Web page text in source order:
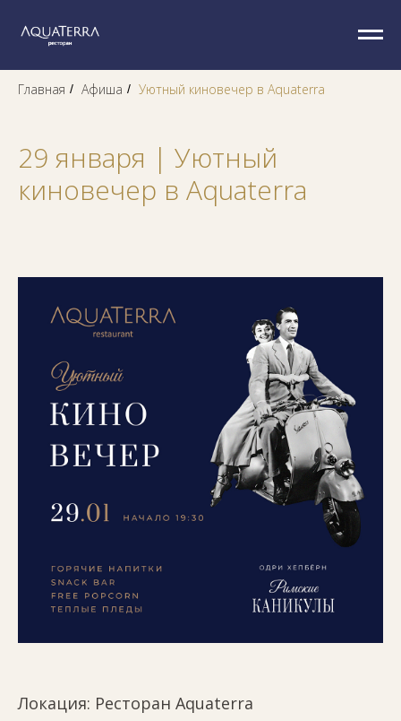
Главная / Афиша / Уютный киновечер в Aquaterra
29 января | Уютный
киновечер в Aquaterra
Локация: Ресторан Aquaterra